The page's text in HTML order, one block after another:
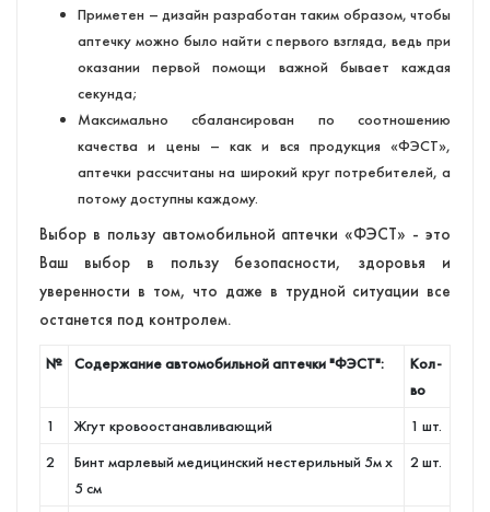
Приметен – дизайн разработан таким образом, чтобы
аптечку можно было найти с первого взгляда, ведь при
оказании первой помощи важной бывает каждая
секунда;
Максимально сбалансирован по соотношению
качества и цены – как и вся продукция «ФЭСТ»,
аптечки рассчитаны на широкий круг потребителей, а
потому доступны каждому.
Выбор в пользу автомобильной аптечки «ФЭСТ» - это
Ваш выбор в пользу безопасности, здоровья и
уверенности в том, что даже в трудной ситуации все
останется под контролем.
№ Содержание автомобильной аптечки "ФЭСТ":
Кол-
во
1
Жгут кровоостанавливающий
1 шт.
2
Бинт марлевый медицинский нестерильный 5м х
5 см
2 шт.